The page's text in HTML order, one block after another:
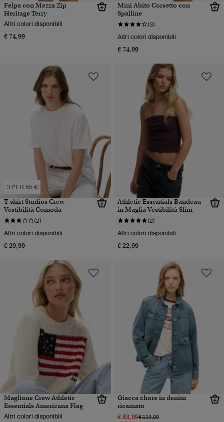
Felpa con Mezza Zip
Heritage Terry
Altri colori disponibili
€ 74,99
Mini Abito Corsetto con
Spalline
(3)
Altri colori disponibili
€ 74,99
3 PER 55 €
T-shirt Studios Crew
Vestibilità Comoda
(2)
Altri colori disponibili
€ 29,99
Athletic Essentials Bandeau
in Maglia Vestibilità Slim
(2)
Altri colori disponibili
€ 22,99
Maglione Crew Athletic
Essentials Americana Flag
Altri colori disponibili
Giacca chore in denim
ricamato
€ 83,99Prezzo ridotto da
€ 119,99a